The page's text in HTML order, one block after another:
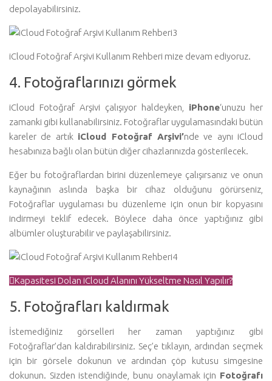
depolayabilirsiniz.
iCloud Fotoğraf Arşivi Kullanım Rehberi mize devam ediyoruz.
4. Fotoğraflarınızı görmek
iCloud Fotoğraf Arşivi çalışıyor haldeyken, iPhone‘unuzu her
zamanki gibi kullanabilirsiniz. Fotoğraflar uygulamasındaki bütün
kareler de artık iCloud Fotoğraf Arşivi’nde ve aynı iCloud
hesabınıza bağlı olan bütün diğer cihazlarınızda gösterilecek.
Eğer bu fotoğraflardan birini düzenlemeye çalışırsanız ve onun
kaynağının aslında başka bir cihaz olduğunu görürseniz,
Fotoğraflar uygulaması bu düzenleme için onun bir kopyasını
indirmeyi teklif edecek. Böylece daha önce yaptığınız gibi
albümler oluşturabilir ve paylaşabilirsiniz.
Kapasitesi Dolan iCloud Alanını Yükseltme Nasıl Yapılır?
5. Fotoğrafları kaldırmak
İstemediğiniz görselleri her zaman yaptığınız gibi
Fotoğraflar’dan kaldırabilirsiniz. Seç’e tıklayın, ardından seçmek
için bir görsele dokunun ve ardından çöp kutusu simgesine
dokunun. Sizden istendiğinde, bunu onaylamak için Fotoğrafı